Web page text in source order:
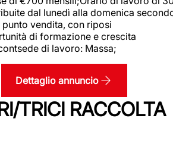
dal lunedì alla domenica
vendita, con riposi
di formazione e crescita
di lavoro: Massa;
Dettaglio annuncio
TRICI RACCOLTA